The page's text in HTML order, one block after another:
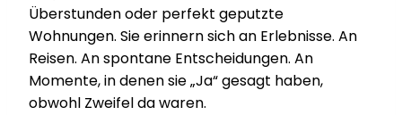
Überstunden oder perfekt geputzte
Wohnungen. Sie erinnern sich an Erlebnisse. An
Reisen. An spontane Entscheidungen. An
Momente, in denen sie „Ja“ gesagt haben,
obwohl Zweifel da waren.